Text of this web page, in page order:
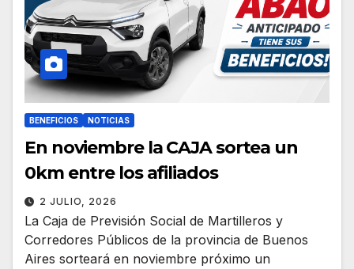
BENEFICIOS NOTICIAS
En noviembre la CAJA sortea un
0km entre los afiliados
2 JULIO, 2026
La Caja de Previsión Social de Martilleros y
Corredores Públicos de la provincia de Buenos
Aires sorteará en noviembre próximo un